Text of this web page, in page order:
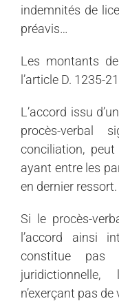
indemnités de
préavis…
Les montants
l’article D. 1235-
L’accord issu
procès-verbal
conciliation,
ayant entre les
en dernier ressort.
Si le procès-
l’accord ainsi
constitue pas
n’exerçant pas